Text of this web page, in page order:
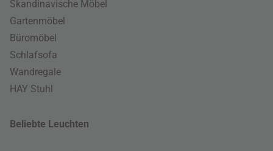
Skandinavische Möbel
Gartenmöbel
Büromöbel
Schlafsofa
Wandregale
HAY Stuhl
Beliebte Leuchten